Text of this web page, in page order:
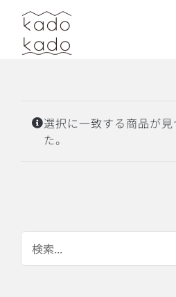
Skip
content
選択に一致する商品が
た。